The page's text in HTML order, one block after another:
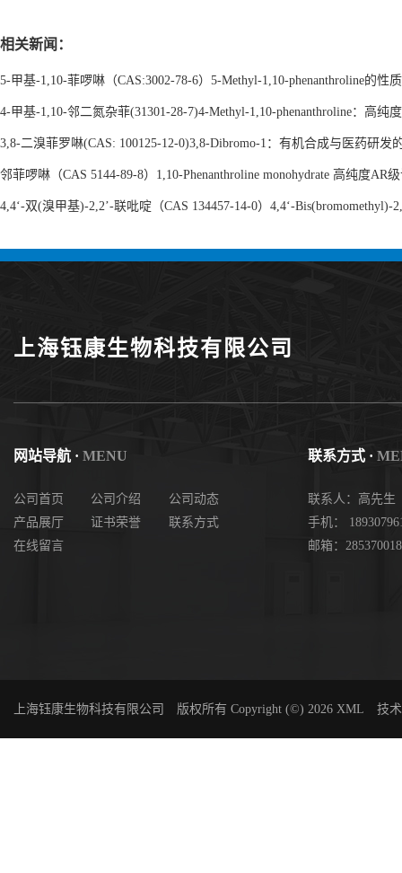
相关新闻：
5-甲基-1,10-菲啰啉（CAS:3002-78-6）5-Methyl-1,10-phenanthroline的性
4-甲基-1,10-邻二氮杂菲(31301-28-7)4-Methyl-1,10-phenanthroline：高纯
3,8-二溴菲罗啉(CAS: 100125-12-0)3,8-Dibromo-1：有机合成与医药研发
邻菲啰啉（CAS 5144-89-8）1,10-Phenanthroline monohydrate 高纯度AR
4,4‘-双(溴甲基)-2,2’-联吡啶（CAS 134457-14-0）4,4‘-
上海钰康生物科技有限公司
网站导航 · MENU
公司首页 公司介绍
公司动态
产品展厅
证书荣誉
联系方式
在线留言
联系方式 ·
联系人：高先生
手机：
邮箱：
上海钰康生物科技有限公司 版权所有 Copyright (©) 2026 XML 技